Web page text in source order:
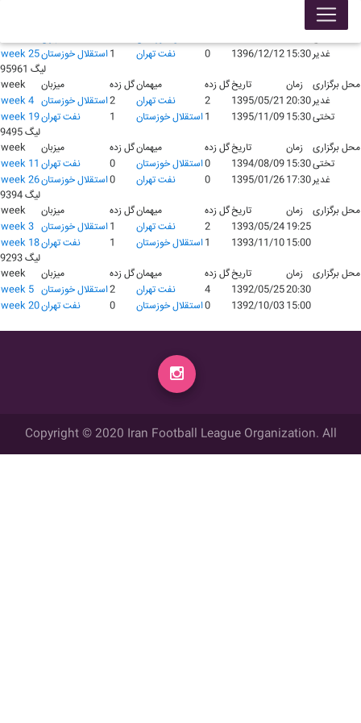
محل برگزاری
week 25استقلال خوزستان1 نفت تهران 0 1396/12/1215:30غدیر
لیگ 95961
week
میزبان گل زدهمیهمان گل زدهتاریخ زمان
محل برگزاری
week 4 استقلال خوزستان2 نفت تهران 2 1395/05/21 20:30غدیر
week 19نفت تهران 1 استقلال خوزستان1 1395/11/0915:30تختی
لیگ 9495
week
میزبان گل زدهمیهمان گل زدهتاریخ زمان
محل برگزاری
week 11 نفت تهران 0 استقلال خوزستان0 1394/08/0915:30تختی
week 26استقلال خوزستان0 نفت تهران 0 1395/01/2617:30غدیر
لیگ 9394
week
میزبان گل زدهمیهمان گل زدهتاریخ زمان
محل برگزاری
week 3 استقلال خوزستان1 نفت تهران 2 1393/05/2419:25
week 18نفت تهران 1 استقلال خوزستان1 1393/11/1015:00
لیگ 9293
week
میزبان گل زدهمیهمان گل زدهتاریخ زمان
محل برگزاری
week 5 استقلال خوزستان2 نفت تهران 4 1392/05/2520:30
week 20نفت تهران 0 استقلال خوزستان0 1392/10/0315:00
Copyright © 2020 Iran Football League Organization. All